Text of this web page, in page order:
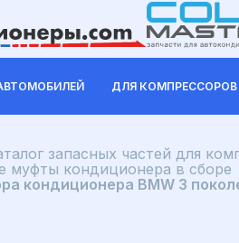
ДЛЯ КОМПРЕССОРОВ
запасных частей для
муфты кондиционера в сборе
кондиционера BMW 3